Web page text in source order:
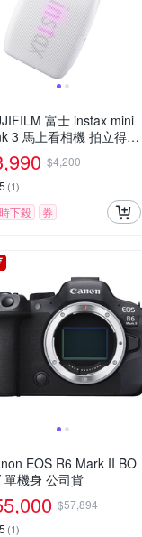
富士 instax mini
3 馬上看相機 拍立得
相機 公司貨$4,200
5 (1)
下殺 券
EOS R6 Mark II BO
單機身 公司貨
$57,894
5 (1)